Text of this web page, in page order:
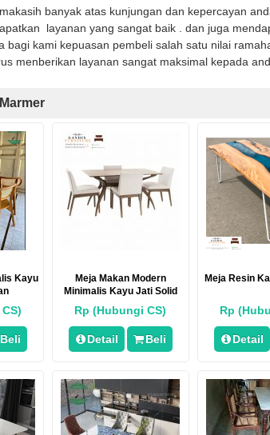
banyak atas kunjungan dan kepercayan
layanan yang sangat baik . dan juga
kami kepuasan pembeli salah satu nilai
menberikan layanan sangat maksimal kepada
Kayu
Beli
Meja Makan Modern
Minimalis Kayu Jati Solid
Rp (Hubungi CS)
Detail Beli
Meja Resin
Rp
Detail